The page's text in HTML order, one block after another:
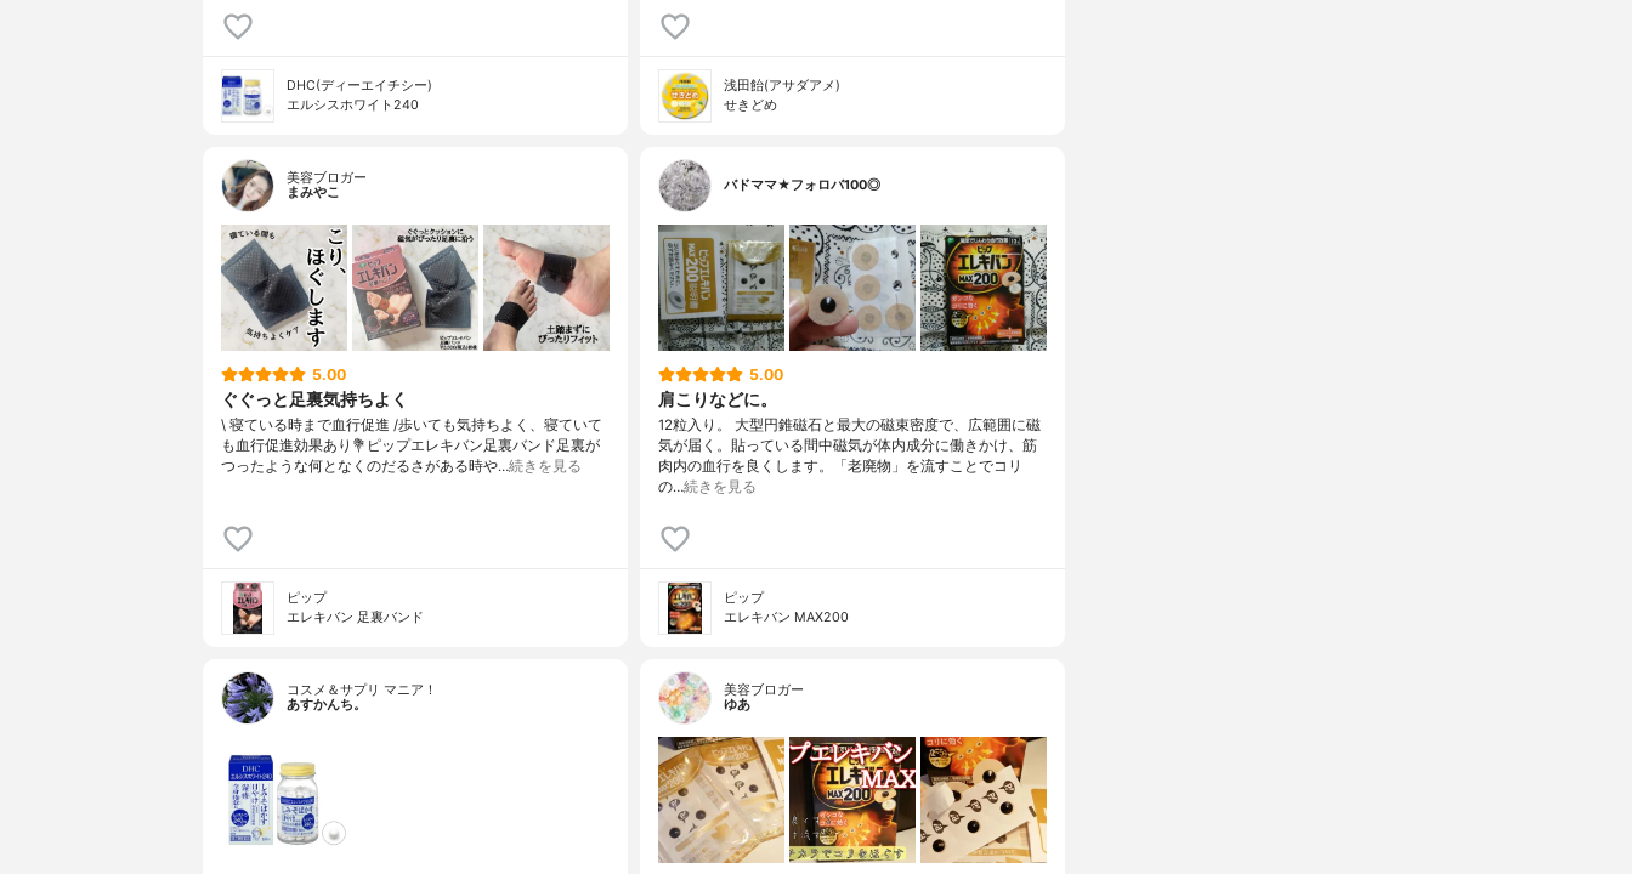
DHC(ディーエイチシー)
エルシスホワイト240
浅田飴(アサダアメ)
せきどめ
美容ブロガー
まみやこ
5.00
ぐぐっと足裏気持ちよく
\ 寝ている時まで血行促進 /⁡歩いても気持ちよく、寝ていて
も血行促進効果あり⁡⁡⁡💐ピップエレキバン足裏バンド⁡⁡足裏が
つったような何となくのだるさがある時や…続きを見る
ピップ
エレキバン 足裏バンド
バドママ★フォロバ100◎
5.00
肩こりなどに。
12粒入り。 大型円錐磁石と最大の磁束密度で、広範囲に磁
気が届く。貼っている間中磁気が体内成分に働きかけ、筋
肉内の血行を良くします。「老廃物」を流すことでコリ
の…続きを見る
ピップ
エレキバン MAX200
コスメ＆サプリ マニア！
あすかんち。
美容ブロガー
ゆあ